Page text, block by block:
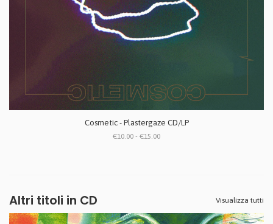
Cosmetic - Plastergaze CD/LP
€10.00 - €15.00
Altri titoli in CD Visualizza tutti